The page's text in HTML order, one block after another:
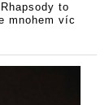
to
mnohem víc